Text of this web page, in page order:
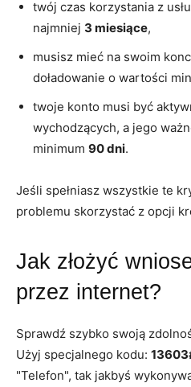
twój czas korzystania z
najmniej 3 miesiące,
musisz mieć na swoim
doładowanie o wartości
twoje konto musi być
wychodzących, a jego
minimum 90 dni.
Jeśli spełniasz wszystkie te
problemu skorzystać z opcji
Jak złożyć
przez internet?
Sprawdź szybko swoją
Użyj specjalnego kodu:
"Telefon", tak jakbyś